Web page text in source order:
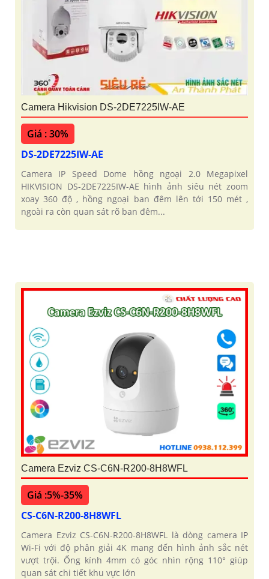
Camera Hikvision DS-2DE7225IW-AE
Giá : 30%
DS-2DE7225IW-AE
Camera IP Speed Dome hồng ngoại 2.0 Megapixel
HIKVISION DS-2DE7225IW-AE hình ảnh siêu nét zoom
xoay 360 độ , hồng ngoại ban đêm lên tới 150 mét ,
ngoài ra còn quan sát rõ ban đêm...
Camera Ezviz CS-C6N-R200-8H8WFL
Giá :5%-35%
CS-C6N-R200-8H8WFL
Camera Ezviz CS-C6N-R200-8H8WFL là dòng camera IP
Wi-Fi với độ phân giải 4K mang đến hình ảnh sắc nét
vượt trội. Ống kính 4mm có góc nhìn rộng 110° giúp
quan sát chi tiết khu vực lớn